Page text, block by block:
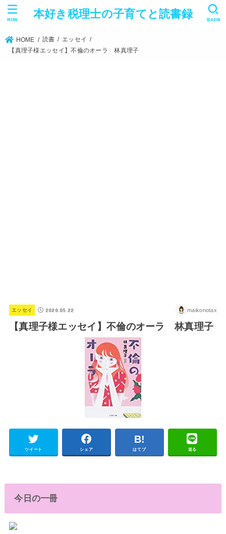
本好き税理士の子育てと読書録 SEARCH
MENU
HOME 読書
エッセイ
【真理子様エッセイ】不倫のオーラ 林真理子
エッセイ 2020.05.22 maikonotax
【真理子様エッセイ】不倫のオーラ 林真理子
ツイート シェア はてブ 送る
今日の一冊